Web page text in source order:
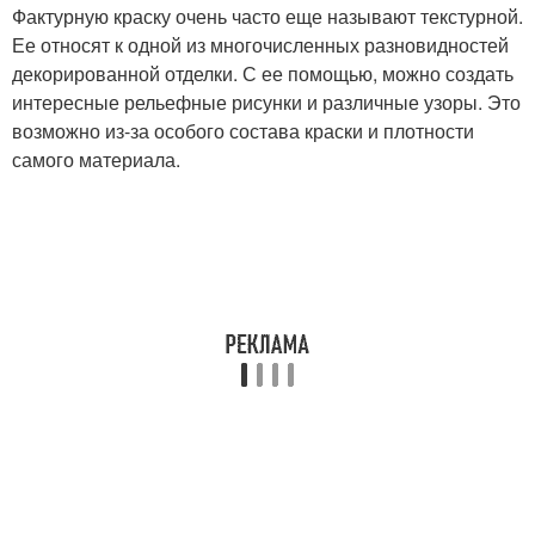
Фактурную краску очень часто еще называют текстурной.
Ее относят к одной из многочисленных разновидностей
декорированной отделки. С ее помощью, можно создать
интересные рельефные рисунки и различные узоры. Это
возможно из-за особого состава краски и плотности
самого материала.